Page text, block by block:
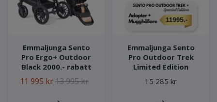
Emmaljunga Sento
Pro Ergo+ Outdoor
Black 2000.- rabatt
11 995 kr13 995 kr
Emmaljunga Sento
Pro Outdoor Trek
Limited Edition
15 285 kr